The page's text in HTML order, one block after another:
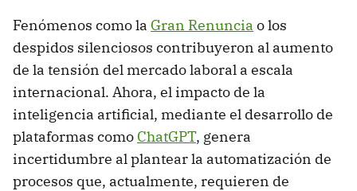
Fenómenos como la Gran Renuncia o los
despidos silenciosos contribuyeron al aumento
de la tensión del mercado laboral a escala
internacional. Ahora, el impacto de la
inteligencia artificial, mediante el desarrollo de
plataformas como ChatGPT, genera
incertidumbre al plantear la automatización de
procesos que, actualmente, requieren de